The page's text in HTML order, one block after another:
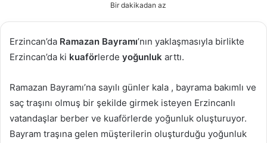
Bir dakikadan az
Erzincan’da Ramazan Bayramı’nın yaklaşmasıyla birlikte
Erzincan’da ki kuaförlerde yoğunluk arttı.
Ramazan Bayramı’na sayılı günler kala , bayrama bakımlı ve
saç traşını olmuş bir şekilde girmek isteyen Erzincanlı
vatandaşlar berber ve kuaförlerde yoğunluk oluşturuyor.
Bayram traşına gelen müşterilerin oluşturduğu yoğunluk